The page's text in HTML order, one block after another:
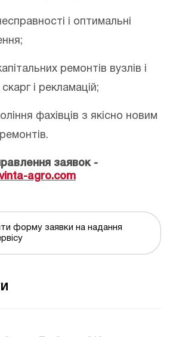
і оптимальні
ремонтів вузлів і
і рекламацій;
фахівців з якісно новим
заявок -
agro.com
форму заявки на надання